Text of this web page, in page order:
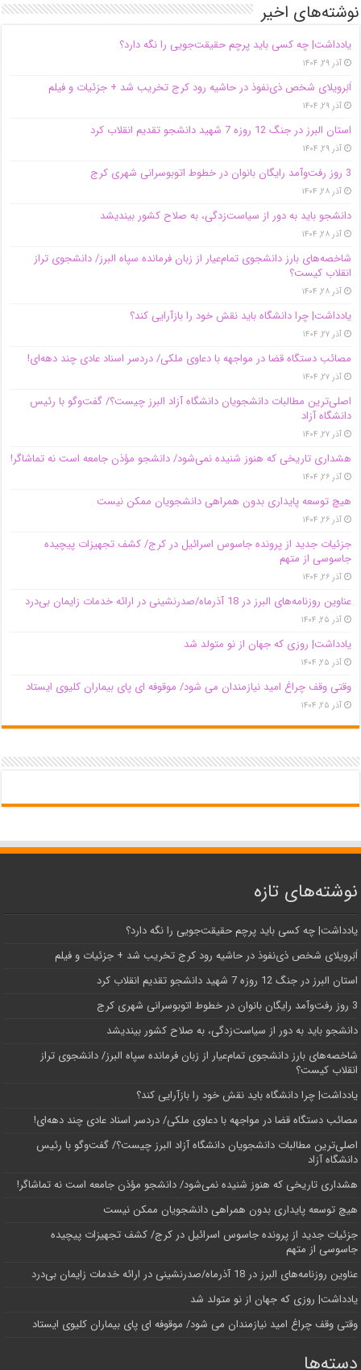
نوشته‌های اخیر
یادداشت| ‌چه کسی باید پرچم حقیقت‌جویی را نگه دارد؟
آذر ۲۹, ۱۴۰۴
اَبَر‌ویلای شخص ذی‌نفوذ در حاشیه‌ رود کرج تخریب شد + جزئیات و فیلم
آذر ۲۹, ۱۴۰۴
استان البرز در جنگ 12 روزه 7 شهید دانشجو تقدیم انقلاب کرد
آذر ۲۹, ۱۴۰۴
3 روز رفت‌وآمد رایگان بانوان در خطوط اتوبوسرانی شهری کرج
آذر ۲۸, ۱۴۰۴
دانشجو باید به دور از سیاست‌زدگی، به صلاح کشور بیندیشد
آذر ۲۸, ۱۴۰۴
شاخصه‌های بارز دانشجوی تمام‌عیار از زبان فرمانده سپاه البرز/ دانشجوی تراز
انقلاب کیست؟
آذر ۲۸, ۱۴۰۴
یادداشت| چرا دانشگاه باید نقش خود را بازآرایی کند؟
آذر ۲۷, ۱۴۰۴
مصائب دستگاه قضا در مواجهه با دعاوی ملکی/ دردسر اسناد عادی چند‌ دهه‌ای!
آذر ۲۷, ۱۴۰۴
اصلی‌ترین مطالبات دانشجویان دانشگاه آزاد البرز چیست؟/ گفت‌وگو با رئیس
دانشگاه آز‌اد
آذر ۲۷, ۱۴۰۴
هشداری تاریخی که هنوز شنیده نمی‌شود/ دانشجو مؤذن جامعه است نه تماشاگر!
آذر ۲۶, ۱۴۰۴
هیچ توسعه پایداری بدون همراهی دانشجویان ممکن نیست
آذر ۲۶, ۱۴۰۴
جزئیات جدید از پرونده جاسوس اسرائیل در کرج/‌ کشف تجهیزات پیچیده
جاسوسی از متهم
آذر ۲۶, ۱۴۰۴
عناوین روزنامه‌های البرز در ‌18 آذرماه/صدرنشینی در ارائه خدمات زایمان بی‌درد
آذر ۲۵, ۱۴۰۴
یادداشت| روزی که جهان از نو متولد شد
آذر ۲۵, ۱۴۰۴
وقتی وقف چراغ امید نیازمندان می شود/ موقوفه ای پای بیماران کلیوی ایستاد
آذر ۲۵, ۱۴۰۴
نوشته‌های تازه
یادداشت| ‌چه کسی باید پرچم حقیقت‌جویی را نگه دارد؟
اَبَر‌ویلای شخص ذی‌نفوذ در حاشیه‌ رود کرج تخریب شد + جزئیات و فیلم
استان البرز در جنگ 12 روزه 7 شهید دانشجو تقدیم انقلاب کرد
3 روز رفت‌وآمد رایگان بانوان در خطوط اتوبوسرانی شهری کرج
دانشجو باید به دور از سیاست‌زدگی، به صلاح کشور بیندیشد
شاخصه‌های بارز دانشجوی تمام‌عیار از زبان فرمانده سپاه البرز/ دانشجوی تراز
انقلاب کیست؟
یادداشت| چرا دانشگاه باید نقش خود را بازآرایی کند؟
مصائب دستگاه قضا در مواجهه با دعاوی ملکی/ دردسر اسناد عادی چند‌ دهه‌ای!
اصلی‌ترین مطالبات دانشجویان دانشگاه آزاد البرز چیست؟/ گفت‌وگو با رئیس
دانشگاه آز‌اد
هشداری تاریخی که هنوز شنیده نمی‌شود/ دانشجو مؤذن جامعه است نه تماشاگر!
هیچ توسعه پایداری بدون همراهی دانشجویان ممکن نیست
جزئیات جدید از پرونده جاسوس اسرائیل در کرج/‌ کشف تجهیزات پیچیده
جاسوسی از متهم
عناوین روزنامه‌های البرز در ‌18 آذرماه/صدرنشینی در ارائه خدمات زایمان بی‌درد
یادداشت| روزی که جهان از نو متولد شد
وقتی وقف چراغ امید نیازمندان می شود/ موقوفه ای پای بیماران کلیوی ایستاد
دسته‌ها